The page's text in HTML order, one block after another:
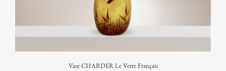
Vase CHARDER Le Verre Français